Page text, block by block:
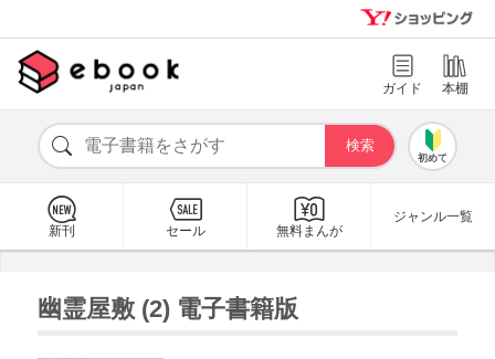
ガイド 本棚
初めて
新刊 セール 無料まんが
ジャンル一覧
幽霊屋敷 (2) 電子書籍版